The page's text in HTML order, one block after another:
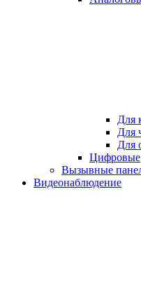
Для
Для
Для
Цифровые
Вызывные
Видеонаблюдение